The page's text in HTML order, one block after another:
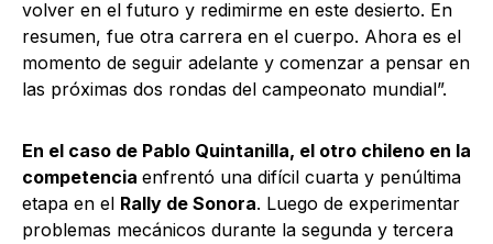
volver en el futuro y redimirme en este desierto. En
resumen, fue otra carrera en el cuerpo. Ahora es el
momento de seguir adelante y comenzar a pensar en
las próximas dos rondas del campeonato mundial”.
En el caso de Pablo Quintanilla, el otro chileno en la
competencia enfrentó una difícil cuarta y penúltima
etapa en el Rally de Sonora. Luego de experimentar
problemas mecánicos durante la segunda y tercera